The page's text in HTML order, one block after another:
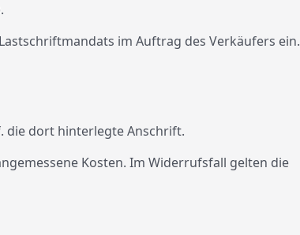
im Auftrag des Verkäufers ein.
die dort hinterlegte Anschrift.
Kosten. Im Widerrufsfall gelten die